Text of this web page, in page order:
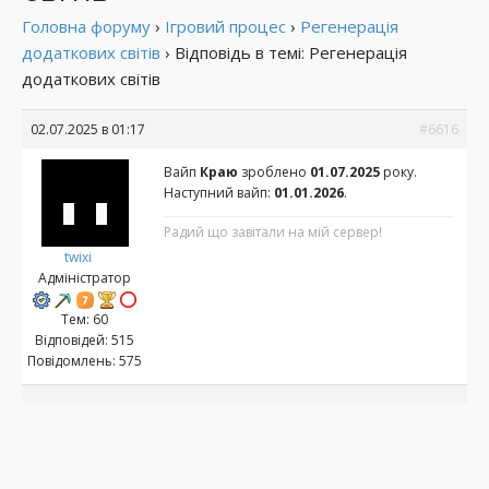
Головна форуму › Ігровий процес › Регенерація
додаткових світів › Відповідь в темі: Регенерація
додаткових світів
02.07.2025 в 01:17 #6616
twixi
Адміністратор
Тем: 60
Відповідей: 515
Повідомлень: 575
Вайп Краю зроблено 01.07.2025 року.
Наступний вайп: 01.01.2026.
Радий що завітали на мій сервер!